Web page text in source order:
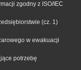
zgodny z ISO/IEC
(cz. 1)
w ewakuacji
potrzebę